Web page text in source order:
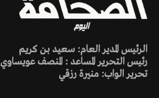
الرئيس المدير العام: سعيد بن كريم
رئيس التحرير المساعد : المنصف عويساوي
تحرير الواب: منيرة رزقي